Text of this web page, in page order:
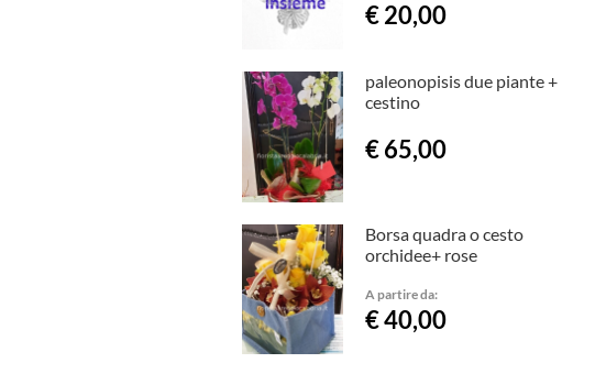
€ 20,00
paleonopisis due piante +
cestino
€ 65,00
Borsa quadra o cesto
orchidee+ rose
A partire da:
€ 40,00